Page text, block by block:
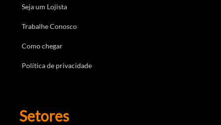
Seja um Lojista
Trabalhe Conosco
Como chegar
Política de privacidade
Setores